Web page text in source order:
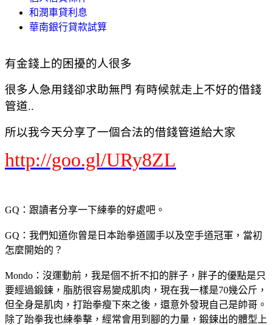
和潤車貸利息
華南銀行貸款試算
有金錢上的困擾的人很多
很多人急用錢卻求助無門 有時候就走上不好的借錢
管道..
所以我今天分享了一個合法的借錢管道給大家
http://goo.gl/URy8ZL
GQ：跟讀者分享一下練拳的好處吧。
GQ：我們知道你曾是日本跆拳道國手以及空手道冠軍，當初
怎麼開始的？
Mondo：沒運動前，我是個不折不扣的胖子，胖子的優點是只
要經過鍛鍊，脂肪很容易變成肌肉，現在我一樣是70幾公斤，
但全身是肌肉，打跆拳瘦下來之後，還意外發現自己是帥哥。
除了跆拳我也練拳擊，經常會用到腳的力量，鍛鍊出的體型上